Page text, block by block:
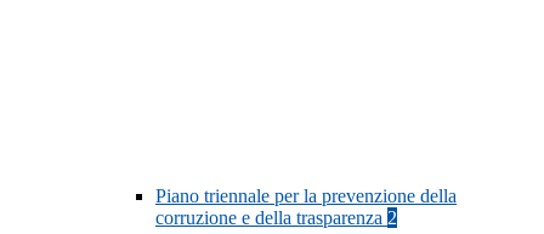
Piano triennale per la prevenzione della
corruzione e della trasparenza 2